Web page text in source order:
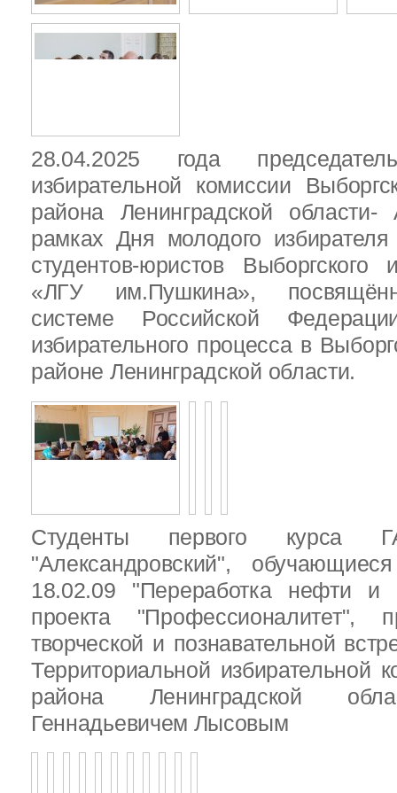
28.04.2025 года
избирательной комиссии
района Ленинградской
рамках Дня молодого
студентов-юристов Выборгского
«ЛГУ им.Пушкина»,
системе Российской
избирательного процесса в
районе Ленинградской области.
Студенты первого
"Александровский",
18.02.09 "Переработка нефти и
проекта "Профессионалитет",
творческой и познавательной
Территориальной избирательной
района Ленинградской
Геннадьевичем Лысовым